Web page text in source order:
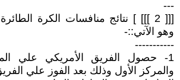
---
[[[ 2 ]]] ] نتائج منافسات الكرة
وهو الآتي::-
-----------
1- حصول الفريق الأمريكي علي
والمركز الأول وذلك بعد الفوز علي